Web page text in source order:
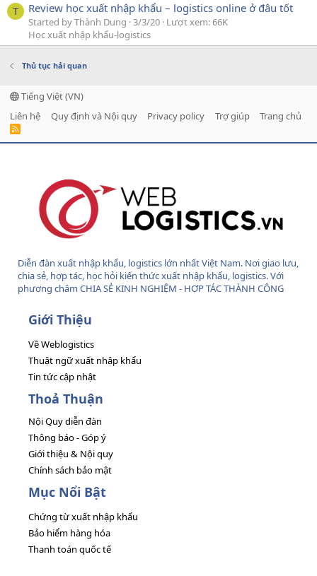
T Review học xuất nhập khẩu – logistics online ở đâu tốt
Started by Thành Dung 3/3/20 Lượt xem: 66K
Học xuất nhập khẩu-logistics
Thủ tục hải quan
Tiếng Việt (VN)
Liên hệ
Quy định và Nội quy Privacy policy Trợ giúp Trang chủ
R
Diễn đàn xuất nhập khẩu, logistics lớn nhất Việt Nam. Nơi giao lưu,
chia sẻ, hợp tác, học hỏi kiến thức xuất nhập khẩu, logistics. Với
phương châm CHIA SẺ KINH NGHIỆM - HỢP TÁC THÀNH CÔNG
Giới Thiệu
Về Weblogistics
Thuật ngữ xuất nhập khẩu
Tin tức cập nhật
Thoả Thuận
Nội Quy diễn đàn
Thông báo - Góp ý
Giới thiệu & Nội quy
Chính sách bảo mật
Mục Nổi Bật
Chứng từ xuất nhập khẩu
Bảo hiểm hàng hóa
Thanh toán quốc tế